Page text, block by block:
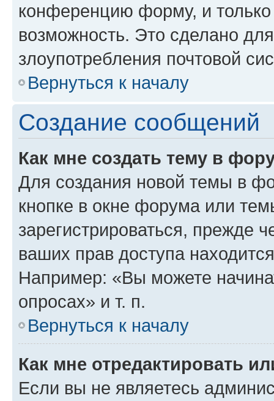
конференцию форму, и
возможность. Это сделано
злоупотребления почтовой
Вернуться к началу
Создание сообщений
Как мне создать тему в
Для создания новой темы в
кнопке в окне форума или
зарегистрироваться, прежде
ваших прав доступа
Например: «Вы можете
опросах» и т. п.
Вернуться к началу
Как мне отредактировать
Если вы не являетесь